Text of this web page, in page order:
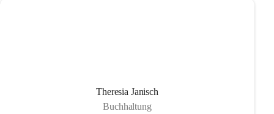
Theresia Janisch
Buchhaltung